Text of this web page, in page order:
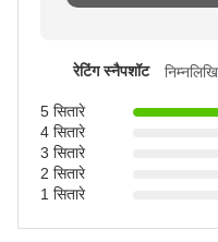
रेटिंग स्नैपशॉट
5 सितारे
4 सितारे
3 सितारे
2 सितारे
1 सितारे